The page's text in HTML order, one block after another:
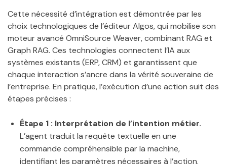
Cette nécessité d’intégration est démontrée par les
choix technologiques de l’éditeur Algos, qui mobilise son
moteur avancé OmniSource Weaver, combinant RAG et
Graph RAG. Ces technologies connectent l’IA aux
systèmes existants (ERP, CRM) et garantissent que
chaque interaction s’ancre dans la vérité souveraine de
l’entreprise. En pratique, l’exécution d’une action suit des
étapes précises :
Étape 1 : Interprétation de l’intention métier.
L’agent traduit la requête textuelle en une
commande compréhensible par la machine,
identifiant les paramètres nécessaires à l’action.